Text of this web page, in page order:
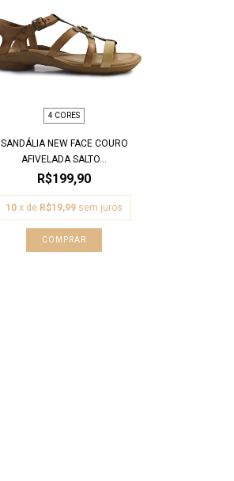
4 CORES
SANDÁLIA NEW FACE COURO
AFIVELADA SALTO...
R$199,90
10 x de R$19,99 sem juros
COMPRAR